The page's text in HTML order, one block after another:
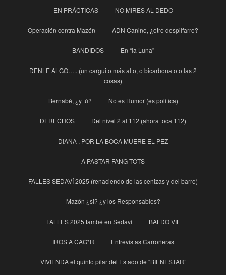
EN PRÁCTICAS NO MIRES AL DEDO
Operación contra Mazón ADN Canino, ¿otro despilfarro?
BANDIDOS En “la Luna”
DENLE ALGO….. (un carguito más alto, o bicarbonato o las 2
cosas)
Bernabé, ¿y tú? No es Humor (es política)
DERECHOS Del nivel 2 al 112 (ahora toca 112)
DIANA , POR LA BOCA MUERE EL PEZ
A PASTAR FANG TOTS
FALLES SEDAVÍ 2025 (renaciendo de las cenizas y del barro)
Mazón ¿si? ¿y los Responsables?
FALLES 2025 també en Sedaví BALDO VIL
IROS A CAG*R Entrevistas Carroñeras
VIVIENDA el quinto pilar del Estado de “BIENESTAR”